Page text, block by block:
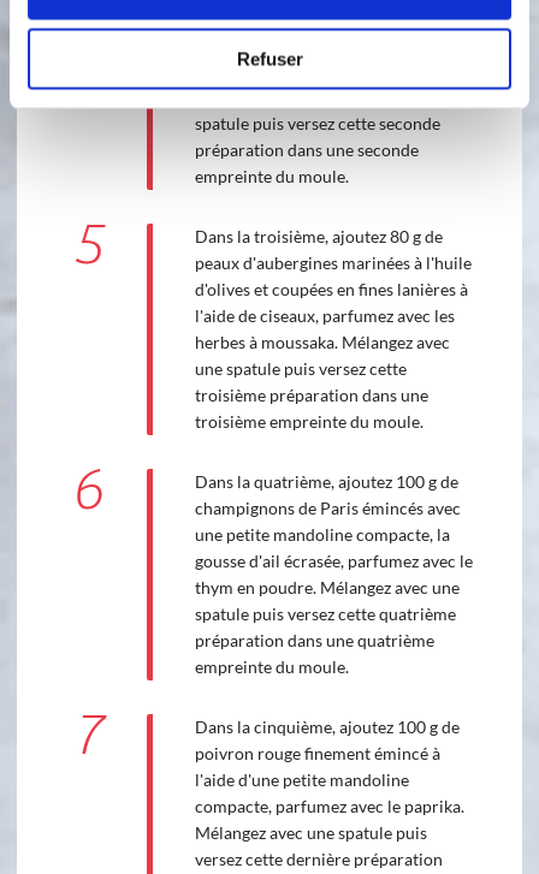
Refuser
4
tomates cerises coupées en deux ainsi
que le piment. Mélangez avec une
spatule puis versez cette seconde
préparation dans une seconde
empreinte du moule.
5
Dans la troisième, ajoutez 80 g de
peaux d'aubergines marinées à l'huile
d'olives et coupées en fines lanières à
l'aide de ciseaux, parfumez avec les
herbes à moussaka. Mélangez avec
une spatule puis versez cette
troisième préparation dans une
troisième empreinte du moule.
6
Dans la quatrième, ajoutez 100 g de
champignons de Paris émincés avec
une petite mandoline compacte, la
gousse d'ail écrasée, parfumez avec le
thym en poudre. Mélangez avec une
spatule puis versez cette quatrième
préparation dans une quatrième
empreinte du moule.
7
Dans la cinquième, ajoutez 100 g de
poivron rouge finement émincé à
l'aide d'une petite mandoline
compacte, parfumez avec le paprika.
Mélangez avec une spatule puis
versez cette dernière préparation